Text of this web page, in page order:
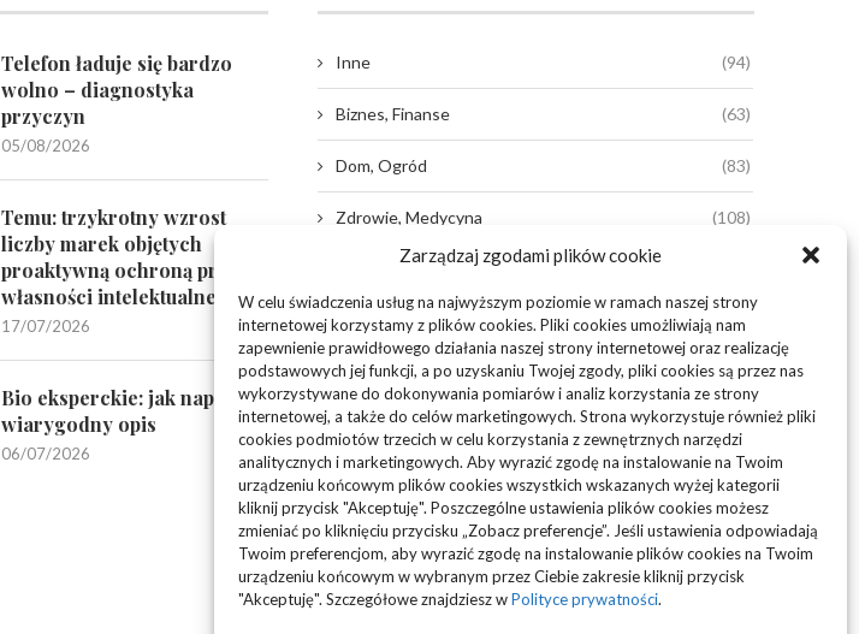
Zarządzaj zgodami plików cookie
W celu świadczenia usług na najwyższym poziomie w ramach naszej strony
internetowej korzystamy z plików cookies. Pliki cookies umożliwiają nam
zapewnienie prawidłowego działania naszej strony internetowej oraz realizację
podstawowych jej funkcji, a po uzyskaniu Twojej zgody, pliki cookies są przez nas
wykorzystywane do dokonywania pomiarów i analiz korzystania ze strony
internetowej, a także do celów marketingowych. Strona wykorzystuje również pliki
cookies podmiotów trzecich w celu korzystania z zewnętrznych narzędzi
analitycznych i marketingowych. Aby wyrazić zgodę na instalowanie na Twoim
urządzeniu końcowym plików cookies wszystkich wskazanych wyżej kategorii
kliknij przycisk "Akceptuję". Poszczególne ustawienia plików cookies możesz
zmieniać po kliknięciu przycisku „Zobacz preferencje”. Jeśli ustawienia odpowiadają
Twoim preferencjom, aby wyrazić zgodę na instalowanie plików cookies na Twoim
urządzeniu końcowym w wybranym przez Ciebie zakresie kliknij przycisk
"Akceptuję". Szczegółowe znajdziesz wPolityce prywatności.
Telefon ładuje się bardzo
wolno – diagnostyka
przyczyn
05/08/2026
Temu: trzykrotny wzrost
liczby marek objętych
proaktywną ochroną praw
własności intelektualnej
17/07/2026
Bio eksperckie: jak napisać
wiarygodny opis
06/07/2026
Inne (94)
Biznes, Finanse (63)
Dom, Ogród (83)
Zdrowie, Medycyna (108)
Edukacja, Rozrywka
Sport, Turystyka (34)
Budownictwo, Przemysł (61)
Technologie (23)
Usługi (73)
Motoryzacja, Transport (87)
ARTYKUŁ SPONSOROWANY (103)